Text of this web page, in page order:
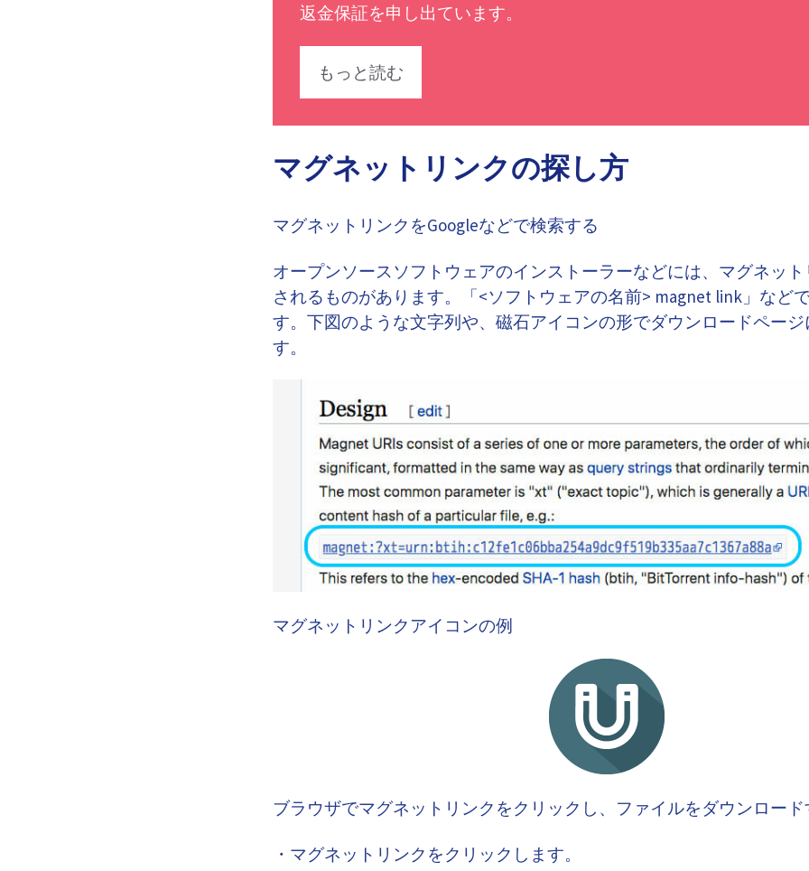
返金保証を申し出ています。
もっと読む
マグネットリンクの探し方
マグネットリンクをGoogleなどで検索する
オープンソースソフトウェアのインストーラーなどには、マグネッ
されるものがあります。「<ソフトウェアの名前> magnet link」など
す。下図のような文字列や、磁石アイコンの形でダウンロードペー
す。
マグネットリンクアイコンの例
ブラウザでマグネットリンクをクリックし、ファイルをダウンロード
・マグネットリンクをクリックします。